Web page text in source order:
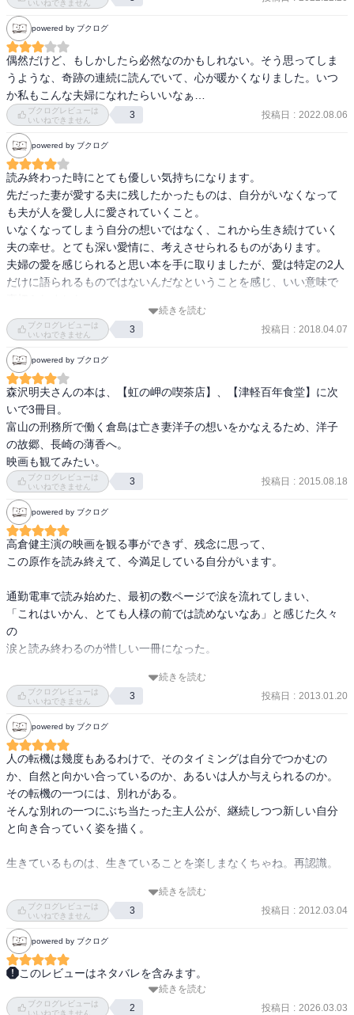
いいねできません
powered by ブクログ
偶然だけど、もしかしたら必然なのかもしれない。そう思ってしま
うような、奇跡の連続に読んでいて、心が暖かくなりました。いつ
か私もこんな夫婦になれたらいいなぁ…
ブクログレビューは
いいねできません
3 投稿日 : 2022.08.06
powered by ブクログ
読み終わった時にとても優しい気持ちになります。
先だった妻が愛する夫に残したかったものは、自分がいなくなって
も夫が人を愛し人に愛されていくこと。
いなくなってしまう自分の想いではなく、これから生き続けていく
夫の幸せ。とても深い愛情に、考えさせられるものがあります。
夫婦の愛を感じられると思い本を手に取りましたが、愛は特定の2人
だけに語られるものではないんだなということを感じ、いい意味で
結婚されている方はもちろん、そうでない方にもおススメの一冊で
す。
続きを読む
ブクログレビューは
いいねできません
3 投稿日 : 2018.04.07
powered by ブクログ
森沢明夫さんの本は、【虹の岬の喫茶店】、【津軽百年食堂】に次
いで3冊目。
富山の刑務所で働く倉島は亡き妻洋子の想いをかなえるため、洋子
の故郷、長崎の薄香へ。
映画も観てみたい。
ブクログレビューは
いいねできません
3 投稿日 : 2015.08.18
powered by ブクログ
高倉健主演の映画を観る事ができず、残念に思って、
この原作を読み終えて、今満足している自分がいます。
通勤電車で読み始めた、最初の数ページで涙を流れてしまい、
「これはいかん、とても人様の前では読めないなあ」と感じた久々
の
涙と読み終わるのが惜しい一冊になった。
主人公英二は刑務所の受刑者に木工の作業を教える作業技官で公務
員。
寡黙で受身の人生に疑問を持ちつつ生きていた。
一方の妻洋子は明るく、元歌手であり、人との付き合いが上手で英
二とは対照的な夫婦。
その妻がガンで亡くなる前に書かれた遺書に、
実家の海に遺骨を撒いて欲しいとの希望を受けて始まった旅から
いろいろな人達との出会いを通して感動的な結末へと物語は進む。
旅で出会った人がまた、いい味を出しているので、
続きを読む
ブクログレビューは
いいねできません
3 投稿日 : 2013.01.20
powered by ブクログ
人の転機は幾度もあるわけで、そのタイミングは自分でつかむの
か、自然と向かい合っているのか、あるいは人か与えられるのか。
その転機の一つには、別れがある。
そんな別れの一つにぶち当たった主人公が、継続しつつ新しい自分
と向き合っていく姿を描く。
生きているものは、生きていることを楽しまなくちゃね。再認識。
涙が出る、ほどにはならなかったけれど、いままでの『暖かい』森
沢明夫の文章から、一つ新しい『暖かく明かりをともす』森沢明夫
になった気もする。
長崎に行って、夕陽を見たくなる作品でもある。
続きを読む
ブクログレビューは
いいねできません
3 投稿日 : 2012.03.04
powered by ブクログ
このレビューはネタバレを含みます。
「過去と他人は変えられないが、未来と自分は変えられる」先日の
読書でも出会った。富山の刑務所で木工の作業技官として働く倉島
続きを読む
ブクログレビューは
いいねできません
2 投稿日 : 2026.03.03